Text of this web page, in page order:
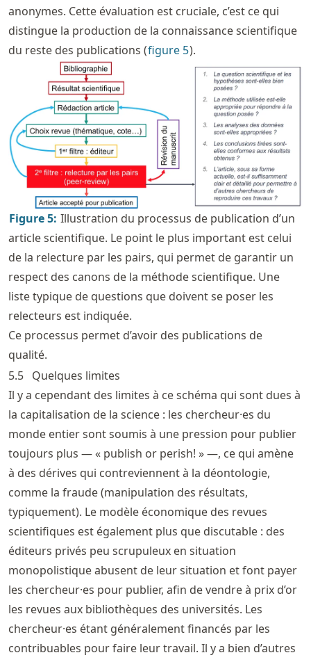
anonymes. Cette évaluation est cruciale, c’est ce qui
distingue la production de la connaissance scientifique
du reste des publications (figure 5).
Figure5: Illustration du processus de publication d’un
article scientifique. Le point le plus important est celui
de la relecture par les pairs, qui permet de garantir un
respect des canons de la méthode scientifique. Une
liste typique de questions que doivent se poser les
relecteurs est indiquée.
Ce processus permet d’avoir des publications de
qualité.
5.5 Quelques limites
Il y a cependant des limites à ce schéma qui sont dues à
la capitalisation de la science : les chercheur·es du
monde entier sont soumis à une pression pour publier
toujours plus — « publish or perish! » —, ce qui amène
à des dérives qui contreviennent à la déontologie,
comme la fraude (manipulation des résultats,
typiquement). Le modèle économique des revues
scientifiques est également plus que discutable : des
éditeurs privés peu scrupuleux en situation
monopolistique abusent de leur situation et font payer
les chercheur·es pour publier, afin de vendre à prix d’or
les revues aux bibliothèques des universités. Les
chercheur·es étant généralement financés par les
contribuables pour faire leur travail. Il y a bien d’autres